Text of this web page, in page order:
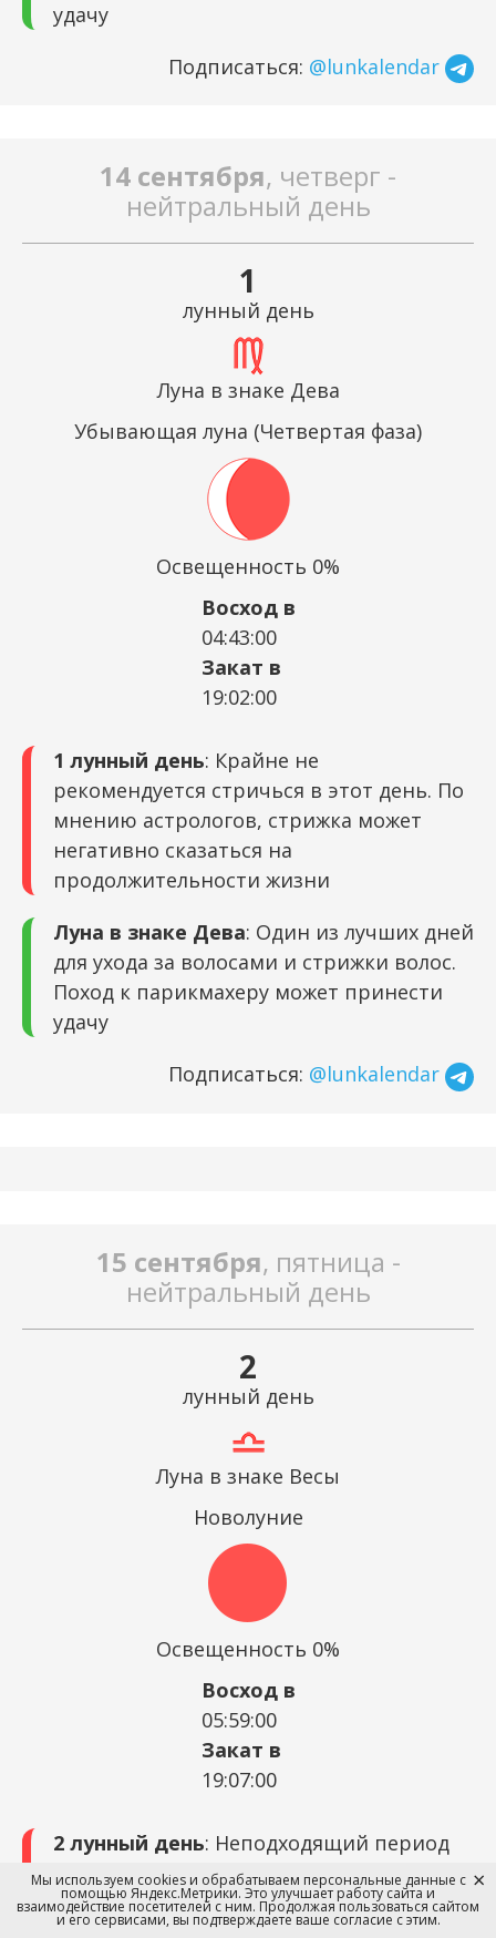
удачу
Подписаться: @lunkalendar
14 сентября, четверг -
нейтральный день
1
лунный день
Луна в знаке Дева
Убывающая луна (Четвертая фаза)
Освещенность 0%
Восход в
04:43:00
Закат в
19:02:00
1 лунный день: Крайне не
рекомендуется стричься в этот день. По
мнению астрологов, стрижка может
негативно сказаться на
продолжительности жизни
Луна в знаке Дева: Один из лучших дней
для ухода за волосами и стрижки волос.
Поход к парикмахеру может принести
удачу
Подписаться: @lunkalendar
15 сентября, пятница -
нейтральный день
2
лунный день
Луна в знаке Весы
Новолуние
Освещенность 0%
Восход в
05:59:00
Закат в
19:07:00
2 лунный день: Неподходящий период
для похода к парикмахеру, стрижка
может навлечь негативные реакции
окружающих и привести к конфликтам
Мы используем cookies и обрабатываем персональные данные с
помощью Яндекс.Метрики. Это улучшает работу сайта и
взаимодействие посетителей с ним. Продолжая пользоваться сайтом
и его сервисами, вы подтверждаете ваше согласие с этим.